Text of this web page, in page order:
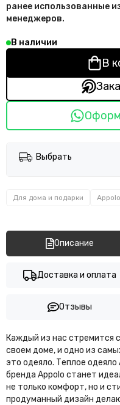
ранее использованные
менеджеров.
В наличии
В
Выбрать
Для дома и подарки Appolo
Описание
Доставка и оплата
Отзывы
Каждый из нас стремится
своем доме, и одно из
это одеяло. Теплое одеяло
бренда Appolo станет
не только комфорт, но и
продуманный дизайн